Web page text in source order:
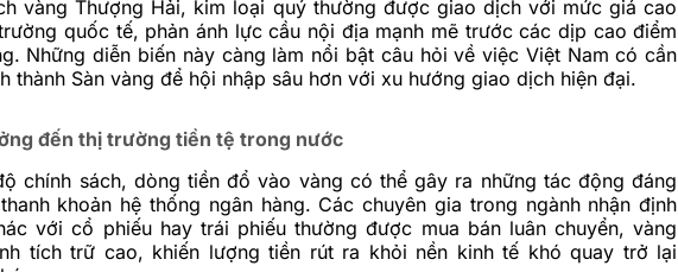
vàng Thượng Hải, kim loại quý thường được giao dịch với mức giá cao
quốc tế, phản ánh lực cầu nội địa mạnh mẽ trước các dịp cao điểm
Những diễn biến này càng làm nổi bật câu hỏi về việc Việt Nam có cần
thành Sàn vàng để hội nhập sâu hơn với xu hướng giao dịch hiện đại.
đến thị trường tiền tệ trong nước
chính sách, dòng tiền đổ vào vàng có thể gây ra những tác động đáng
khoản hệ thống ngân hàng. Các chuyên gia trong ngành nhận định
với cổ phiếu hay trái phiếu thường được mua bán luân chuyển, vàng
tích trữ cao, khiến lượng tiền rút ra khỏi nền kinh tế khó quay trở lại